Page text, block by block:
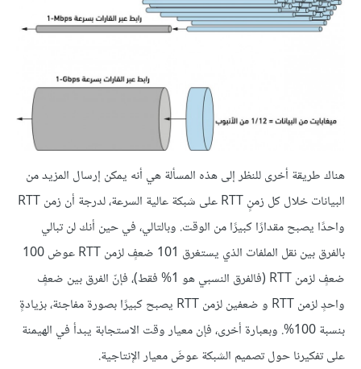
هناك طريقة أخرى للنظر إلى هذه المسألة هي أنه يمكن إرسال المزيد من
البيانات خلال كل زمنٍ RTT على شبكة عالية السرعة، لدرجة أن زمن RTT
واحدًا يصبح مقدارًا كبيرًا من الوقت. وبالتالي، في حين أنك لن تبالي
بالفرق بين نقل الملفات الذي يستغرق 101 ضعفٍ لزمن RTT عوض 100
ضعفٍ لزمن RTT (فالفرق النسبي هو 1% فقط)، فإنّ الفرق بين ضعفٍ
واحدٍ لزمن RTT و ضعفين لزمن RTT يصبح كبيرًا بصورة مفاجئة، بزيادةٍ
بنسبة 100%. وبعبارة أخرى، فإن معيار وقت الاستجابة يبدأ في الهيمنة
على تفكيرنا حول تصميم الشبكة عوضَ معيار الإنتاجية.